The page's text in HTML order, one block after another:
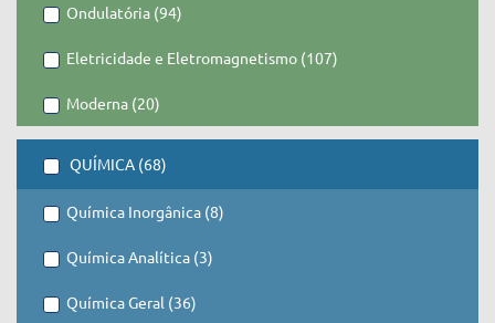
Ondulatória (94)
Eletricidade e Eletromagnetismo (107)
Moderna (20)
QUÍMICA (68)
Química Inorgânica (8)
Química Analítica (3)
Química Geral (36)